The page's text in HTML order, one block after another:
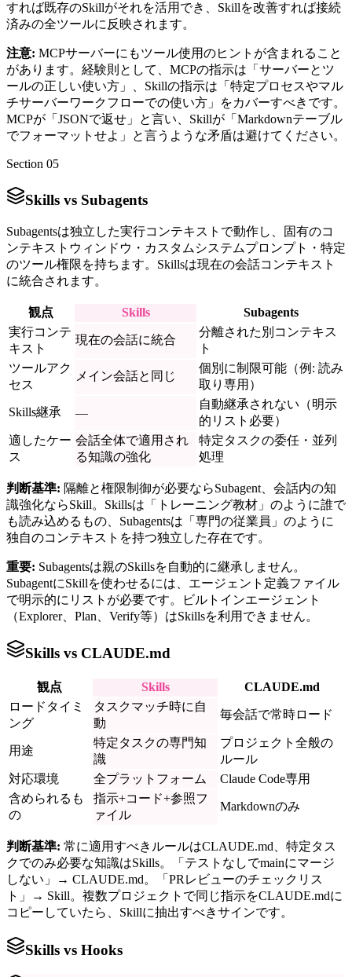
すれば既存のSkillがそれを活用でき、Skillを改善すれば接続
済みの全ツールに反映されます。
注意: MCPサーバーにもツール使用のヒントが含まれること
があります。経験則として、MCPの指示は「サーバーとツ
ールの正しい使い方」、Skillの指示は「特定プロセスやマル
チサーバーワークフローでの使い方」をカバーすべきです。
MCPが「JSONで返せ」と言い、Skillが「Markdownテーブル
でフォーマットせよ」と言うような矛盾は避けてください。
Section 05
Skills vs Subagents
Subagentsは独立した実行コンテキストで動作し、固有のコ
ンテキストウィンドウ・カスタムシステムプロンプト・特定
のツール権限を持ちます。Skillsは現在の会話コンテキスト
に統合されます。
観点 Skills
Subagents
実行コンテ
キスト
現在の会話に統合
分離された別コンテキス
ト
ツールアク
セス
メイン会話と同じ
個別に制限可能（例: 読み
取り専用）
Skills継承 —
自動継承されない（明示
的リスト必要）
適したケー
ス
会話全体で適用され
る知識の強化
特定タスクの委任・並列
処理
判断基準: 隔離と権限制御が必要ならSubagent、会話内の知
識強化ならSkill。Skillsは「トレーニング教材」のように誰で
も読み込めるもの、Subagentsは「専門の従業員」のように
独自のコンテキストを持つ独立した存在です。
重要: Subagentsは親のSkillsを自動的に継承しません。
SubagentにSkillを使わせるには、エージェント定義ファイル
で明示的にリストが必要です。ビルトインエージェント
（Explorer、Plan、Verify等）はSkillsを利用できません。
Skills vs CLAUDE.md
観点 Skills
CLAUDE.md
ロードタイミ
ング
タスクマッチ時に自
動
毎会話で常時ロード
用途
特定タスクの専門知
識
プロジェクト全般の
ルール
対応環境
全プラットフォーム
Claude Code専用
含められるも
の
指示+コード+参照フ
ァイル
Markdownのみ
判断基準: 常に適用すべきルールはCLAUDE.md、特定タス
クでのみ必要な知識はSkills。「テストなしでmainにマージ
しない」→ CLAUDE.md。「PRレビューのチェックリス
ト」→ Skill。複数プロジェクトで同じ指示をCLAUDE.mdに
コピーしていたら、Skillに抽出すべきサインです。
Skills vs Hooks